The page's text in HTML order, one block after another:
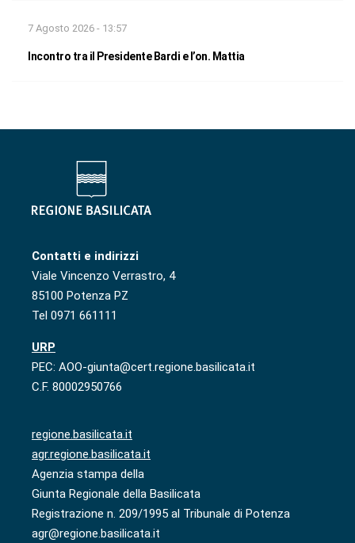
7 Agosto 2026 - 13:57
Incontro tra il Presidente Bardi e l’on. Mattia
Contatti e indirizzi
Viale Vincenzo Verrastro, 4
85100 Potenza PZ
Tel 0971 661111
URP
PEC: AOO-giunta@cert.regione.basilicata.it
C.F. 80002950766
regione.basilicata.it
agr.regione.basilicata.it
Agenzia stampa della
Giunta Regionale della Basilicata
Registrazione n. 209/1995 al Tribunale di Potenza
agr@regione.basilicata.it